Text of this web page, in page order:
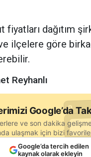
fiyatları dağıtım
ilçelere göre
Reyhanlı
Google’da
ve son dakika
ulaşmak için bizi
Google’da tercih edilen
kaynak olarak ekleyin